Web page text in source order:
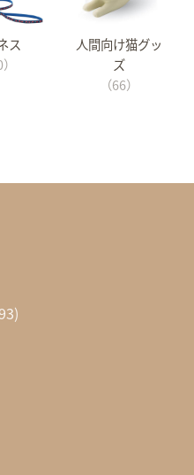
ス
人間向け猫グッ
ズ
（66）